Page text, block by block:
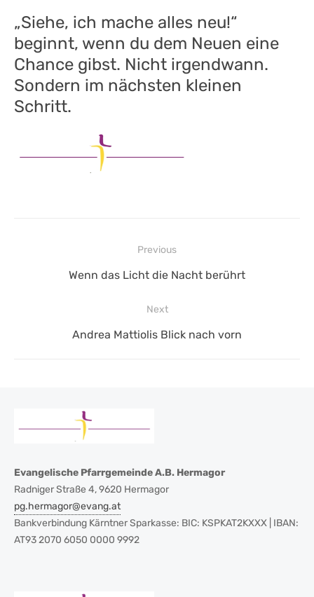
„Siehe, ich mache alles neu!“
beginnt, wenn du dem Neuen eine
Chance gibst. Nicht irgendwann.
Sondern im nächsten kleinen
Schritt.
Beitragsnavigation
Previous
Previous
Wenn das Licht die Nacht berührt
Next
Next
Andrea Mattiolis Blick nach vorn
Evangelische Pfarrgemeinde A.B. Hermagor
Radniger Straße 4, 9620 Hermagor
pg.hermagor@evang.at
Bankverbindung Kärntner Sparkasse: BIC: KSPKAT2KXXX | IBAN:
AT93 2070 6050 0000 9992